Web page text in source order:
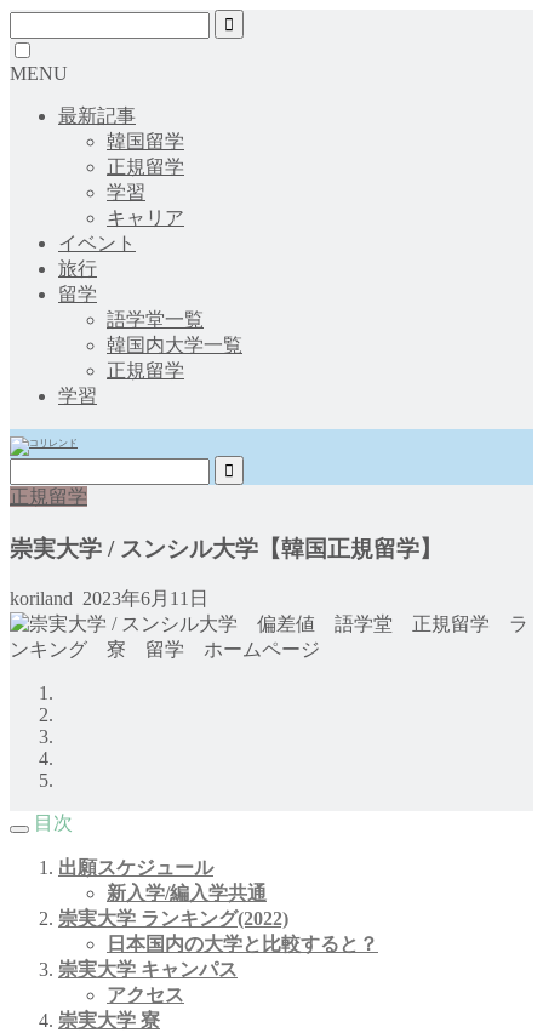
MENU
最新記事
韓国留学
正規留学
学習
キャリア
イベント
旅行
留学
語学堂一覧
韓国内大学一覧
正規留学
学習
正規留学
崇実大学 / スンシル大学【韓国正規留学】
koriland 2023年6月11日
目次
出願スケジュール
新入学/編入学共通
崇実大学 ランキング(2022)
日本国内の大学と比較すると？
崇実大学 キャンパス
アクセス
崇実大学 寮